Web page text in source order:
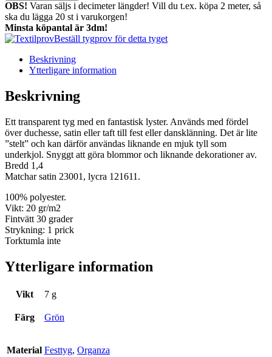
OBS! Varan säljs i decimeter längder! Vill du t.ex. köpa 2 meter, så
ska du lägga 20 st i varukorgen!
Minsta köpantal är 3dm!
Beställ tygprov för detta tyget
Beskrivning
Ytterligare information
Beskrivning
Ett transparent tyg med en fantastisk lyster. Används med fördel
över duchesse, satin eller taft till fest eller dansklänning. Det är lite
”stelt” och kan därför användas liknande en mjuk tyll som
underkjol. Snyggt att göra blommor och liknande dekorationer av.
Bredd 1,4
Matchar satin 23001, lycra 121611.
100% polyester.
Vikt: 20 gr/m2
Fintvätt 30 grader
Strykning: 1 prick
Torktumla inte
Ytterligare information
Vikt 7 g
Färg Grön
Material Festtyg, Organza